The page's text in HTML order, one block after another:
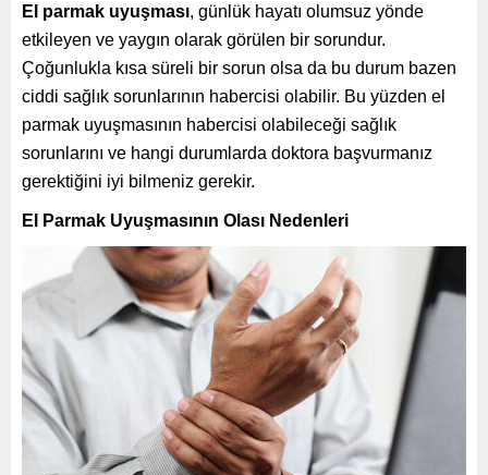
El parmak uyuşması, günlük hayatı olumsuz yönde
etkileyen ve yaygın olarak görülen bir sorundur.
Çoğunlukla kısa süreli bir sorun olsa da bu durum bazen
ciddi sağlık sorunlarının habercisi olabilir. Bu yüzden el
parmak uyuşmasının habercisi olabileceği sağlık
sorunlarını ve hangi durumlarda doktora başvurmanız
gerektiğini iyi bilmeniz gerekir.
El Parmak Uyuşmasının Olası Nedenleri